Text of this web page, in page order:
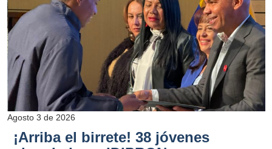
Agosto 3 de 2026
¡Arriba el birrete! 38 jóvenes